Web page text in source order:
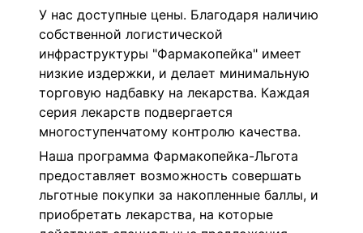
У нас доступные цены. Благодаря наличию
собственной логистической
инфраструктуры "Фармакопейка" имеет
низкие издержки, и делает минимальную
торговую надбавку на лекарства. Каждая
серия лекарств подвергается
многоступенчатому контролю качества.
Наша программа Фармакопейка-Льгота
предоставляет возможность совершать
льготные покупки за накопленные баллы, и
приобретать лекарства, на которые